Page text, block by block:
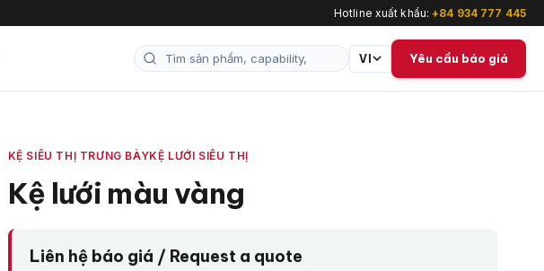
Hotline xuất khẩu:+84 934 777 445
VI Yêu cầu báo giá
KỆ SIÊU THỊ TRƯNG BÀYKỆ LƯỚI SIÊU THỊ
Kệ lưới màu vàng
Liên hệ báo giá / Request a quote